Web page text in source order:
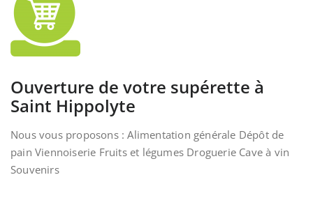
Ouverture de votre supérette à
Saint Hippolyte
Nous vous proposons : Alimentation générale Dépôt de
pain Viennoiserie Fruits et légumes Droguerie Cave à vin
Souvenirs